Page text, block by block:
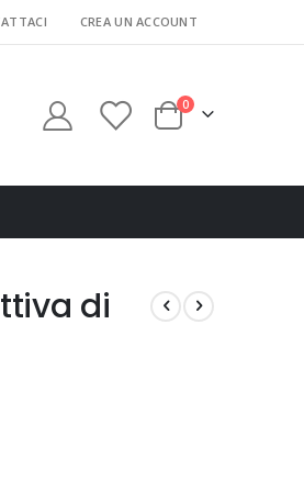
CREA UN ACCOUNT
Cart
0elementi
di